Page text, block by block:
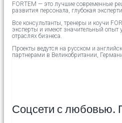
FORTEM — это лучшие современные
развития персонала, глубокая
Все консультанты, тренеры и коучи
эксперты и имеют значительный опыт
отраслях бизнеса.
Проекты ведутся на русском и
партнерами в Великобритании,
Соцсети с любовью.